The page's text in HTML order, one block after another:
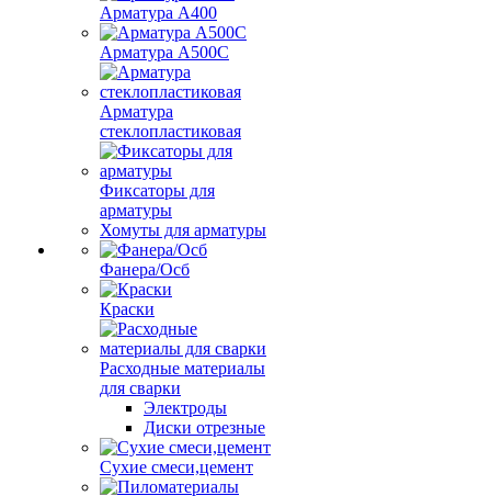
Арматура А400
Арматура A500C
Арматура
стеклопластиковая
Фиксаторы для
арматуры
Хомуты для арматуры
Фанера/Осб
Краски
Расходные материалы
для сварки
Электроды
Диски отрезные
Сухие смеси,цемент